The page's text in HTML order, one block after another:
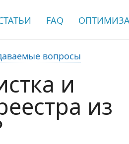
FAQ
вопросы
и
из